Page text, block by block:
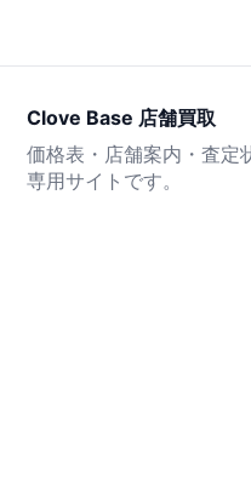
Clove Base 店舗買取
価格表・店舗案内・査定
専用サイトです。